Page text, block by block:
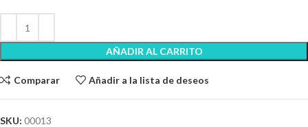
AÑADIR AL CARRITO
Comparar Añadir a la lista de deseos
SKU: 00013